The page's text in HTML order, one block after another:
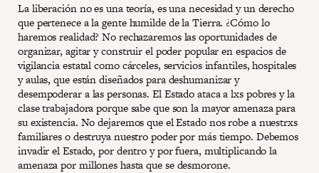
La liberación no es una teoría, es una necesidad y un derecho
que pertenece a la gente humilde de la Tierra. ¿Cómo lo
haremos realidad? No rechazaremos las oportunidades de
organizar, agitar y construir el poder popular en espacios de
vigilancia estatal como cárceles, servicios infantiles, hospitales
y aulas, que están diseñados para deshumanizar y
desempoderar a las personas. El Estado ataca a lxs pobres y la
clase trabajadora porque sabe que son la mayor amenaza para
su existencia. No dejaremos que el Estado nos robe a nuestrxs
familiares o destruya nuestro poder por más tiempo. Debemos
invadir el Estado, por dentro y por fuera, multiplicando la
amenaza por millones hasta que se desmorone.